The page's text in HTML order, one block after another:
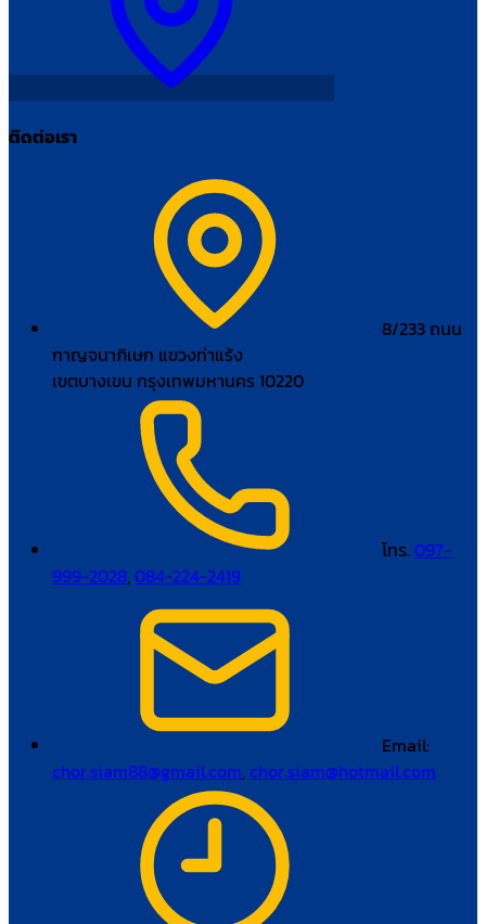
ติดต่อเรา
8/233 ถนน
กาญจนาภิเษก แขวงท่าแร้ง
เขตบางเขน กรุงเทพมหานคร 10220
โทร. 097-
999-2028,084-224-2419
Email:
chor.siam88@gmail.com,chor.siam@hotmail.com